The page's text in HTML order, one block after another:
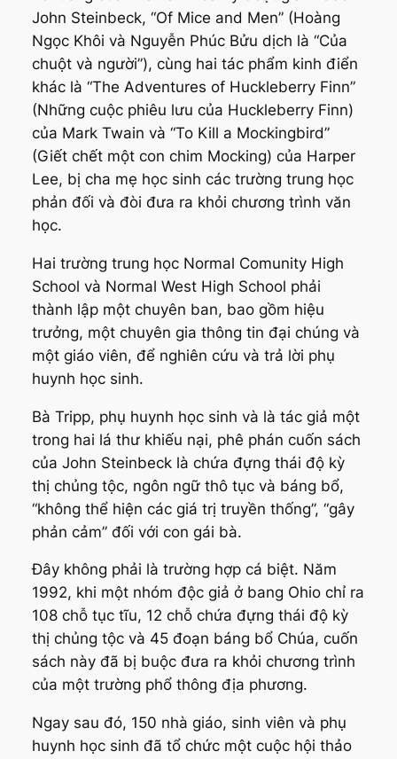
John Steinbeck, “Of Mice and Men” (Hoàng
Ngọc Khôi và Nguyễn Phúc Bửu dịch là “Của
chuột và người”), cùng hai tác phẩm kinh điển
khác là “The Adventures of Huckleberry Finn”
(Những cuộc phiêu lưu của Huckleberry Finn)
của Mark Twain và “To Kill a Mockingbird”
(Giết chết một con chim Mocking) của Harper
Lee, bị cha mẹ học sinh các trường trung học
phản đối và đòi đưa ra khỏi chương trình văn
học.
Hai trường trung học Normal Comunity High
School và Normal West High School phải
thành lập một chuyên ban, bao gồm hiệu
trưởng, một chuyên gia thông tin đại chúng và
một giáo viên, để nghiên cứu và trả lời phụ
huynh học sinh.
Bà Tripp, phụ huynh học sinh và là tác giả một
trong hai lá thư khiếu nại, phê phán cuốn sách
của John Steinbeck là chứa đựng thái độ kỳ
thị chủng tộc, ngôn ngữ thô tục và báng bổ,
“không thể hiện các giá trị truyền thống”, “gây
phản cảm” đối với con gái bà.
Đây không phải là trường hợp cá biệt. Năm
1992, khi một nhóm độc giả ở bang Ohio chỉ ra
108 chỗ tục tĩu, 12 chỗ chứa đựng thái độ kỳ
thị chủng tộc và 45 đoạn báng bổ Chúa, cuốn
sách này đã bị buộc đưa ra khỏi chương trình
của một trường phổ thông địa phương.
Ngay sau đó, 150 nhà giáo, sinh viên và phụ
huynh học sinh đã tổ chức một cuộc hội thảo